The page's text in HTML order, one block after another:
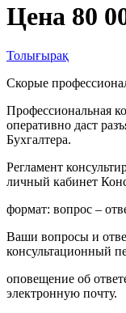
Цена 80
Толығырақ
Скорые
Профессиональная
оперативно даст
Бухгалтера.
Регламент
личный кабинет
формат: вопрос –
Ваши вопросы и
консультационный
оповещение об
электронную почту.